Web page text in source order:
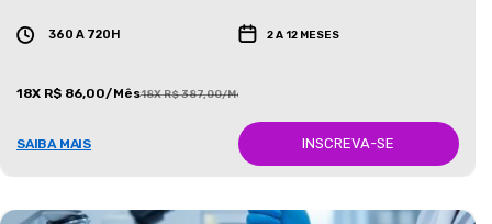
360 A 720H 2 A 12 MESES
18X R$ 86,00/Mês18X R$ 387,00/Mês
SAIBA MAIS INSCREVA-SE